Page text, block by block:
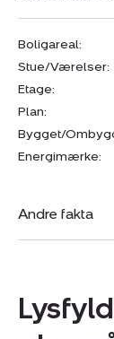
Boligareal:
Stue/Værelser:
Etage:
Plan:
Bygget/
Energimærke:
Andre fakta